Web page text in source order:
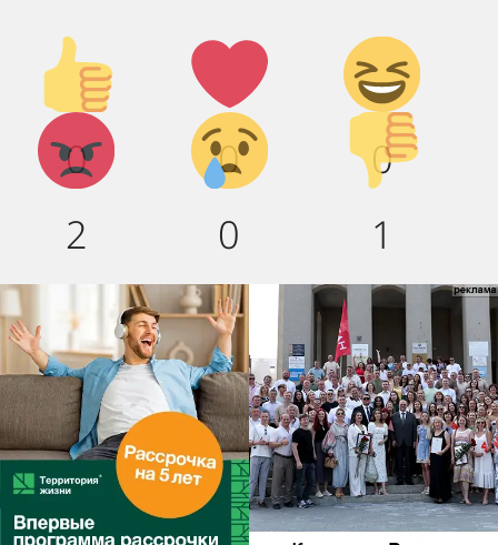
Палец
вверх!
0
Лайк!
0
Дикий
смех!
0
Агрессия!
2
Грусть :
(
0
Палец
вниз!
1